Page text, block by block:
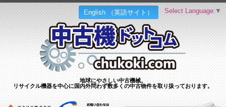
English （英語サイト）
地球にやさしい中古機械。
リサイクル機器を中心に国内外問わず数多くの中古物件を取り扱っております。
Select Language ▼